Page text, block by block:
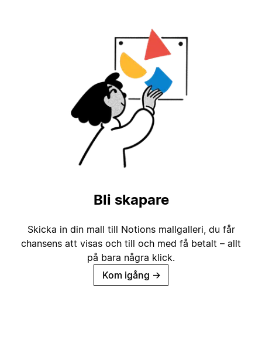
Bli skapare
Skicka in din mall till Notions mallgalleri, du får
chansens att visas och till och med få betalt – allt
på bara några klick.
Kom igång →